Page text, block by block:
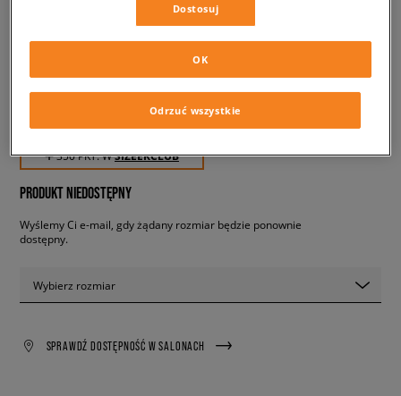
NIKE SHOX R4
✛ 350 PKT. WSIZEERCLUB
PRODUKT NIEDOSTĘPNY
Wyślemy Ci e-mail, gdy żądany rozmiar będzie ponownie
dostępny.
Wybierz rozmiar
SPRAWDŹ DOSTĘPNOŚĆ W SALONACH
Dostosuj
Odrzuć wszystkie
OK